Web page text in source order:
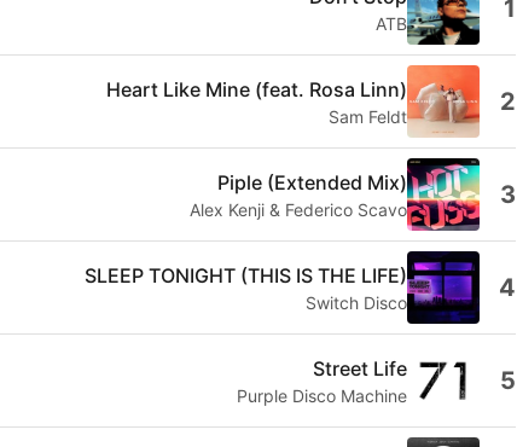
1
ATB
2
Heart Like Mine (feat. Rosa Linn)
Sam Feldt
3
Piple (Extended Mix)
Alex Kenji & Federico Scavo
4
SLEEP TONIGHT (THIS IS THE LIFE)
Switch Disco
5
Street Life
Purple Disco Machine